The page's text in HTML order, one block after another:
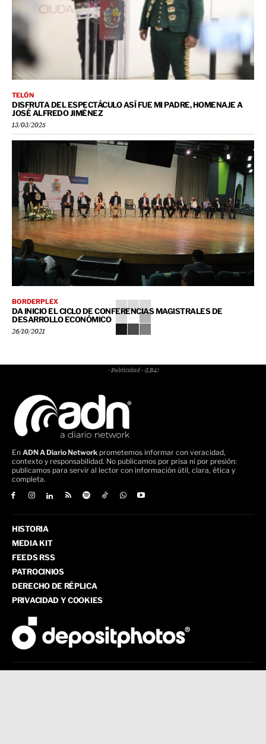
TELÓN
DISFRUTA DEL ESPECTÁCULO ASÍ FUE MI PADRE, HOMENAJE A
JOSÉ ALFREDO JIMÉNEZ
13/03/2025
BORDERPLEX
DA INICIO EL CICLO DE CONFERENCIAS MAGISTRALES DE
DESARROLLO ECONÓMICO
26/10/2021
- Publicidad - (LB4)
En ADN A Diario Network prometemos informar con veracidad,
contexto y responsabilidad. No publicamos por prisa ni por presión:
publicamos para servir al lector con información útil, clara, ética y
completa.
HISTORIA
MEDIA KIT
FEEDS RSS
PATROCINIOS
DERECHO DE RÉPLICA
PRIVACIDAD Y COOKIES